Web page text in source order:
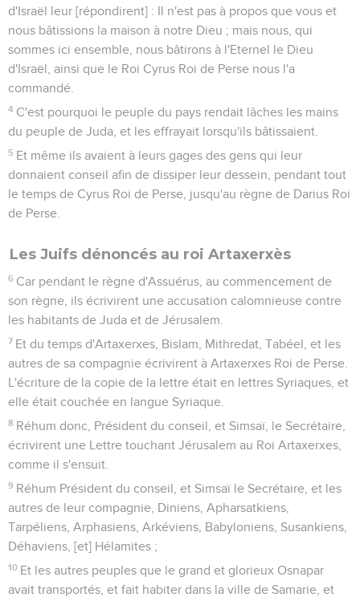
d'Israël leur [répondirent] : Il n'est pas à propos que vous et
nous bâtissions la maison à notre Dieu ; mais nous, qui
sommes ici ensemble, nous bâtirons à l'Eternel le Dieu
d'Israël, ainsi que le Roi Cyrus Roi de Perse nous l'a
commandé.
4 C'est pourquoi le peuple du pays rendait lâches les mains
du peuple de Juda, et les effrayait lorsqu'ils bâtissaient.
5 Et même ils avaient à leurs gages des gens qui leur
donnaient conseil afin de dissiper leur dessein, pendant tout
le temps de Cyrus Roi de Perse, jusqu'au règne de Darius Roi
de Perse.
Les Juifs dénoncés au roi Artaxerxès
6 Car pendant le règne d'Assuérus, au commencement de
son règne, ils écrivirent une accusation calomnieuse contre
les habitants de Juda et de Jérusalem.
7 Et du temps d'Artaxerxes, Bislam, Mithredat, Tabéel, et les
autres de sa compagnie écrivirent à Artaxerxes Roi de Perse.
L'écriture de la copie de la lettre était en lettres Syriaques, et
elle était couchée en langue Syriaque.
8 Réhum donc, Président du conseil, et Simsaï, le Secrétaire,
écrivirent une Lettre touchant Jérusalem au Roi Artaxerxes,
comme il s'ensuit.
9 Réhum Président du conseil, et Simsaï le Secrétaire, et les
autres de leur compagnie, Diniens, Apharsatkiens,
Tarpéliens, Arphasiens, Arkéviens, Babyloniens, Susankiens,
Déhaviens, [et] Hélamites ;
10 Et les autres peuples que le grand et glorieux Osnapar
avait transportés, et fait habiter dans la ville de Samarie, et